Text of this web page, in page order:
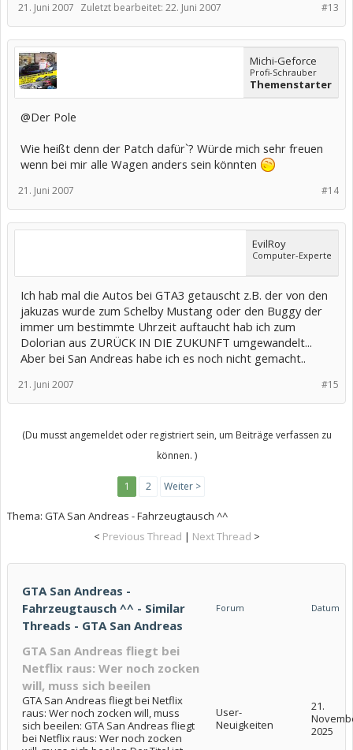
#13
21. Juni 2007 Zuletzt bearbeitet: 22. Juni 2007
Michi-Geforce
Profi-Schrauber
Themenstarter
@Der Pole
Wie heißt denn der Patch dafür`? Würde mich sehr freuen
wenn bei mir alle Wagen anders sein könnten
#14
21. Juni 2007
EvilRoy
Computer-Experte
Ich hab mal die Autos bei GTA3 getauscht z.B. der von den
jakuzas wurde zum Schelby Mustang oder den Buggy der
immer um bestimmte Uhrzeit auftaucht hab ich zum
Dolorian aus ZURÜCK IN DIE ZUKUNFT umgewandelt...
Aber bei San Andreas habe ich es noch nicht gemacht..
#15
21. Juni 2007
(Du musst angemeldet oder registriert sein, um Beiträge verfassen zu
können. )
1 2 Weiter >
Thema: GTA San Andreas - Fahrzeugtausch ^^
< Previous Thread | Next Thread >
GTA San Andreas -
Fahrzeugtausch ^^ - Similar
Threads - GTA San Andreas
Forum Datum
GTA San Andreas fliegt bei
Netflix raus: Wer noch zocken
will, muss sich beeilen
GTA San Andreas fliegt bei Netflix
raus: Wer noch zocken will, muss
sich beeilen: GTA San Andreas fliegt
bei Netflix raus: Wer noch zocken
User-
Neuigkeiten
21.
2025